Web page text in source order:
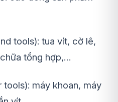
tools): tua vít, cờ lê,
tổng hợp,…
máy khoan, máy